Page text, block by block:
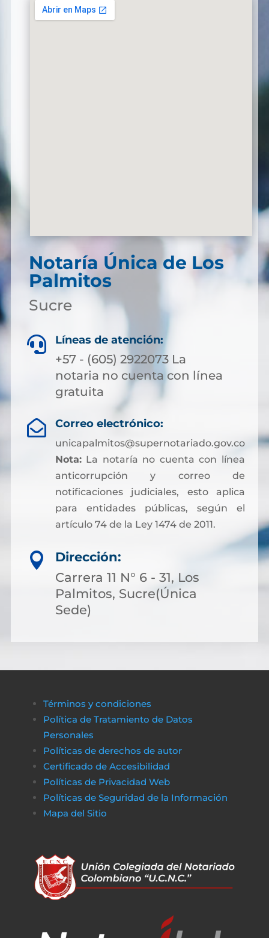
Notaría Única de Los
Palmitos
Sucre
 Líneas de atención:
+57 - (605) 2922073 La
notaria no cuenta con línea
gratuita
 Correo electrónico:
unicapalmitos@supernotariado.gov.co
Nota:La notaría no cuenta con línea
anticorrupción y correo de
notificaciones judiciales, esto aplica
para entidades públicas, según el
artículo 74 de la Ley 1474 de 2011.

Dirección:
Carrera 11 N° 6 - 31, Los
Palmitos, Sucre(Única
Sede)
Términos y condiciones
Política de Tratamiento de Datos
Personales
Políticas de derechos de autor
Certificado de Accesibilidad
Políticas de Privacidad Web
Políticas de Seguridad de la Información
Mapa del Sitio